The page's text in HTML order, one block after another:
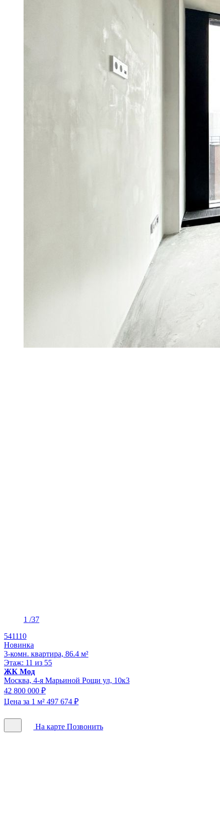
1 /37
541110
Новинка
3-комн. квартира, 86.4 м²
Этаж: 11 из 55
ЖК Мод
Москва, 4-я Марьиной Рощи ул, 10к3
42 800 000 ₽
Цена за 1 м² 497 674 ₽
На карте Позвонить